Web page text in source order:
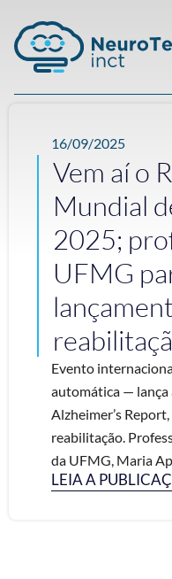
16/09/2025
Vem aí o
Mundial
2025;
UFMG
Evento
automática — lança
Alzheimer’s
reabilitação.
da UFMG, Maria
LEIA A